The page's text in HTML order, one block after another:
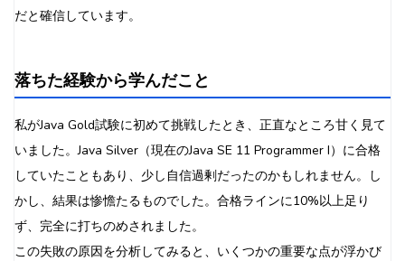
だと確信しています。
落ちた経験から学んだこと
私がJava Gold試験に初めて挑戦したとき、正直なところ甘く見て
いました。Java Silver（現在のJava SE 11 Programmer I）に合格
していたこともあり、少し自信過剰だったのかもしれません。し
かし、結果は惨憺たるものでした。合格ラインに10%以上足り
ず、完全に打ちのめされました。
この失敗の原因を分析してみると、いくつかの重要な点が浮かび